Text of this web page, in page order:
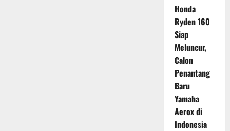
Honda
Ryden 160
Siap
Meluncur,
Calon
Penantang
Baru
Yamaha
Aerox di
Indonesia